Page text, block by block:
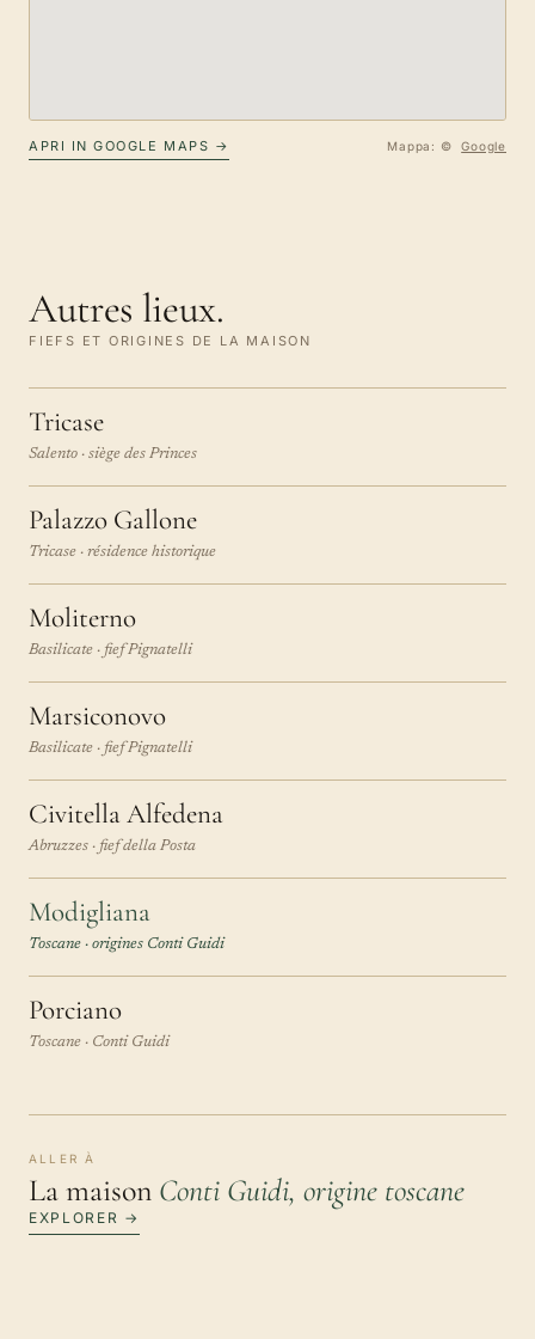
APRI IN GOOGLE MAPS → Mappa: ©Google
Autres lieux.
FIEFS ET ORIGINES DE LA MAISON
Tricase
Salento · siège des Princes
Palazzo Gallone
Tricase · résidence historique
Moliterno
Basilicate · fief Pignatelli
Marsiconovo
Basilicate · fief Pignatelli
Civitella Alfedena
Abruzzes · fief della Posta
Modigliana
Toscane · origines Conti Guidi
Porciano
Toscane · Conti Guidi
ALLER À
La maison Conti Guidi, origine toscane
EXPLORER →